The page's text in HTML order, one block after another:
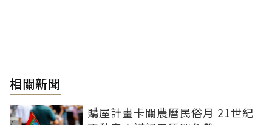
相關新聞
購屋計畫卡關農曆民俗月 21世紀